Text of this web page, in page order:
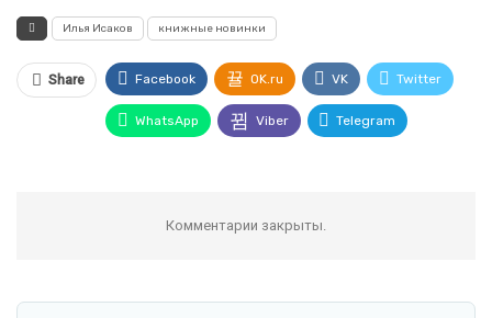
Илья Исаков книжные новинки
Share Facebook OK.ru VK Twitter
WhatsApp Viber Telegram
Комментарии закрыты.